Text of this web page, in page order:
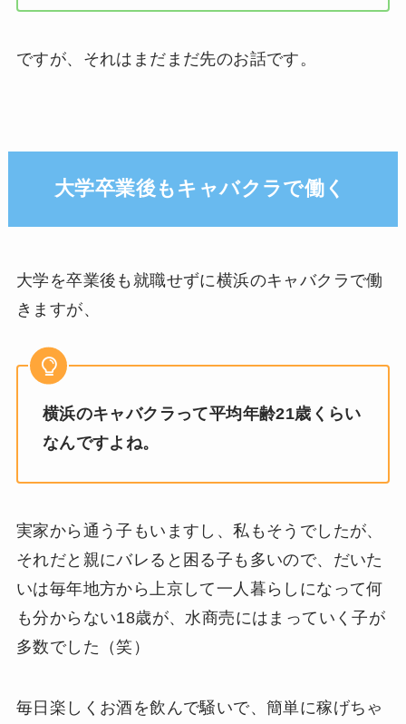
ですが、それはまだまだ先のお話です。
大学卒業後もキャバクラで働く
大学を卒業後も就職せずに横浜のキャバクラで働
きますが、
横浜のキャバクラって平均年齢21歳くらい
なんですよね。
実家から通う子もいますし、私もそうでしたが、
それだと親にバレると困る子も多いので、だいた
いは毎年地方から上京して一人暮らしになって何
も分からない18歳が、水商売にはまっていく子が
多数でした（笑）
毎日楽しくお酒を飲んで騒いで、簡単に稼げちゃ